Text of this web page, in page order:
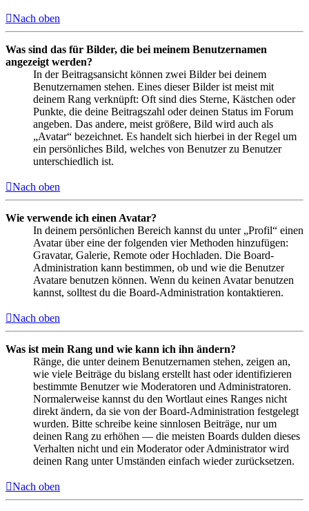
Nach oben
Was sind das für Bilder, die bei meinem Benutzernamen
angezeigt werden?
In der Beitragsansicht können zwei Bilder bei deinem
Benutzernamen stehen. Eines dieser Bilder ist meist mit
deinem Rang verknüpft: Oft sind dies Sterne, Kästchen oder
Punkte, die deine Beitragszahl oder deinen Status im Forum
angeben. Das andere, meist größere, Bild wird auch als
„Avatar“ bezeichnet. Es handelt sich hierbei in der Regel um
ein persönliches Bild, welches von Benutzer zu Benutzer
unterschiedlich ist.
Nach oben
Wie verwende ich einen Avatar?
In deinem persönlichen Bereich kannst du unter „Profil“ einen
Avatar über eine der folgenden vier Methoden hinzufügen:
Gravatar, Galerie, Remote oder Hochladen. Die Board-
Administration kann bestimmen, ob und wie die Benutzer
Avatare benutzen können. Wenn du keinen Avatar benutzen
kannst, solltest du die Board-Administration kontaktieren.
Nach oben
Was ist mein Rang und wie kann ich ihn ändern?
Ränge, die unter deinem Benutzernamen stehen, zeigen an,
wie viele Beiträge du bislang erstellt hast oder identifizieren
bestimmte Benutzer wie Moderatoren und Administratoren.
Normalerweise kannst du den Wortlaut eines Ranges nicht
direkt ändern, da sie von der Board-Administration festgelegt
wurden. Bitte schreibe keine sinnlosen Beiträge, nur um
deinen Rang zu erhöhen — die meisten Boards dulden dieses
Verhalten nicht und ein Moderator oder Administrator wird
deinen Rang unter Umständen einfach wieder zurücksetzen.
Nach oben